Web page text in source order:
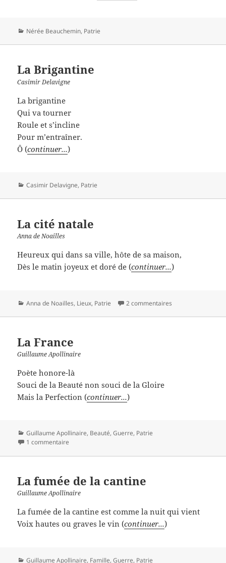
Catégories
Nérée Beauchemin, Patrie
La Brigantine
Casimir Delavigne
La brigantine
Qui va tourner
Roule et s’incline
Pour m’entraîner.
Ô (continuer...)
Catégories
Casimir Delavigne, Patrie
La cité natale
Anna de Noailles
Heureux qui dans sa ville, hôte de sa maison,
Dès le matin joyeux et doré de (continuer...)
Catégories
Anna de Noailles, Lieux, Patrie 2 commentaires
La France
Guillaume Apollinaire
Poète honore-là
Souci de la Beauté non souci de la Gloire
Mais la Perfection (continuer...)
Catégories
Guillaume Apollinaire, Beauté,Guerre, Patrie
1 commentaire
La fumée de la cantine
Guillaume Apollinaire
La fumée de la cantine est comme la nuit qui vient
Voix hautes ou graves le vin (continuer...)
Catégories
Guillaume Apollinaire, Famille,Guerre, Patrie